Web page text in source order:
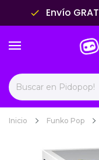
done Envío
Inicio Funko Pop